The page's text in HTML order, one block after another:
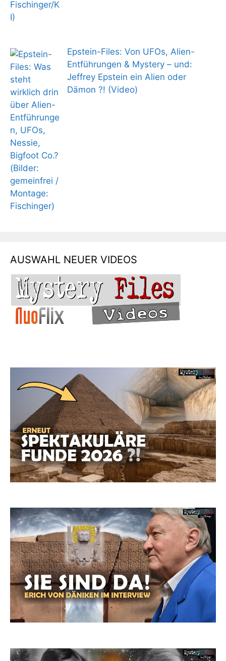
Epstein-Files: Von UFOs, Alien-
Entführungen & Mystery – und:
Jeffrey Epstein ein Alien oder
Dämon ?! (Video)
AUSWAHL NEUER VIDEOS